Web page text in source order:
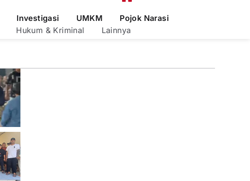
Investigasi UMKM
Pojok Narasi
Hukum & Kriminal Lainnya